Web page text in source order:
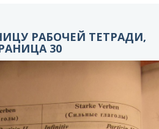
РАБОЧЕЙ ТЕТРАДИ,
30